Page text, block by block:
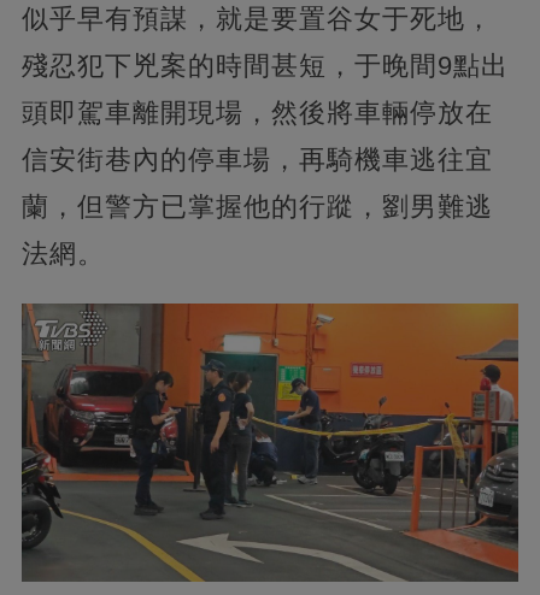
似乎早有預謀，就是要置谷女于死地，
殘忍犯下兇案的時間甚短，于晚間9點出
頭即駕車離開現場，然後將車輛停放在
信安街巷內的停車場，再騎機車逃往宜
蘭，但警方已掌握他的行蹤，劉男難逃
法網。